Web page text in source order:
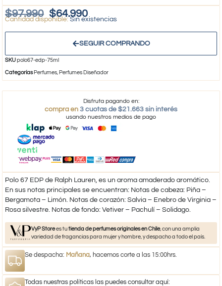
$97.990 $64.990
Sin existencias
SEGUIR COMPRANDO
SKUpolo67-edp-75ml
Categorías Perfumes, Perfumes Diseñador
Disfruta pagando en:
compra en 3 cuotas de $21.663 sin interés
usando nuestros medios de pago
Polo 67 EDP de Ralph Lauren, es un aroma amaderado aromático.
En sus notas principales se encuentran: Notas de cabeza: Piña –
Bergamota – Limón. Notas de corazón: Salvia – Enebro de Virginia –
Rosa silvestre. Notas de fondo: Vetiver – Pachulí – Solidago.
VyP Storees tutienda de perfumes originales en Chile, con una amplia
variedad de fragancias para mujer y hombre, y despacho a todo el país.
Se despacha: Mañana, hacemos corte a las 15:00hrs.
Todas nuestras políticas las puedes consultar aquí: